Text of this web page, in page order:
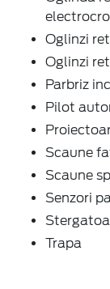
Oglinzi
Oglinzi
Parbriz
Pilot
Scaune
Scaune
Senzori
Trapa